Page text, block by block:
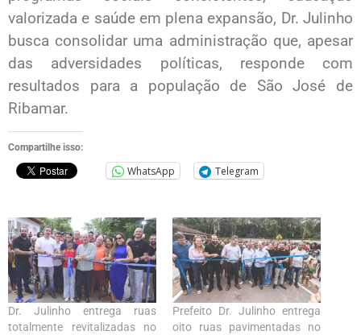
valorizada e saúde em plena expansão, Dr. Julinho
busca consolidar uma administração que, apesar
das adversidades políticas, responde com
resultados para a população de São José de
Ribamar.
Compartilhe isso:
WhatsApp Telegram
Dr. Julinho entrega ruas
totalmente revitalizadas no
Prefeito Dr. Julinho entrega
oito ruas pavimentadas no